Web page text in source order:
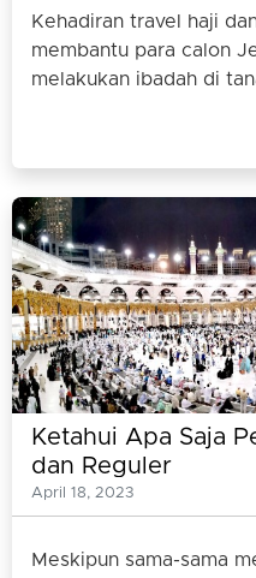
Kehadiran travel haji
membantu para calon
melakukan ibadah di
Ketahui Apa Saja
dan Reguler
April 18, 2023
Meskipun sama-sama